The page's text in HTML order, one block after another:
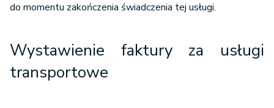
do momentu zakończenia świadczenia tej usługi.
Wystawienie faktury za usługi
transportowe